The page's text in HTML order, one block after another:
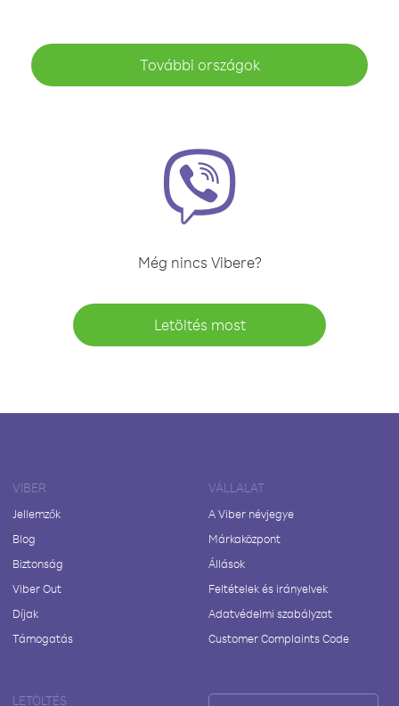
További országok
Még nincs Vibere?
Letöltés most
VIBER
Jellemzők
Blog
Biztonság
Viber Out
Díjak
Támogatás
VÁLLALAT
A Viber névjegye
Márkaközpont
Állások
Feltételek és irányelvek
Adatvédelmi szabályzat
Customer Complaints Code
LETÖLTÉS